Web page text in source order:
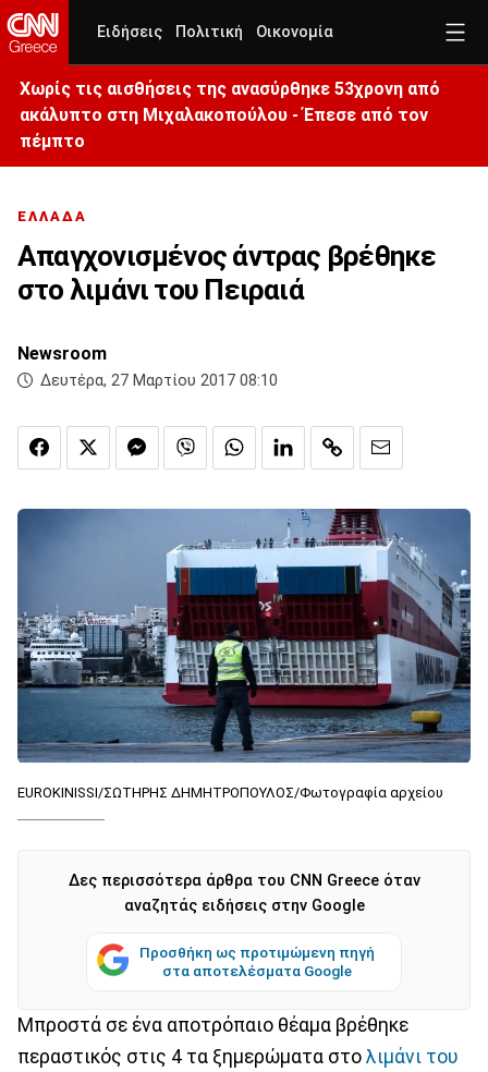
Ειδήσεις Πολιτική Οικονομία
Χωρίς τις αισθήσεις της ανασύρθηκε 53χρονη από
ακάλυπτο στη Μιχαλακοπούλου - Έπεσε από τον
πέμπτο
ΕΛΛΑΔΑ
Απαγχονισμένος άντρας βρέθηκε
στο λιμάνι του Πειραιά
Newsroom
Δευτέρα, 27 Μαρτίου 2017 08:10
EUROKINISSI/ΣΩTΗΡΗΣ ΔΗΜΗΤΡΟΠΟΥΛΟΣ/Φωτογραφία αρχείου
Δες περισσότερα άρθρα του CNN Greece όταν
αναζητάς ειδήσεις στην Google
Προσθήκη ως προτιμώμενη πηγή
στα αποτελέσματα Google
Μπροστά σε ένα αποτρόπαιο θέαμα βρέθηκε
περαστικός στις 4 τα ξημερώματα στο λιμάνι του